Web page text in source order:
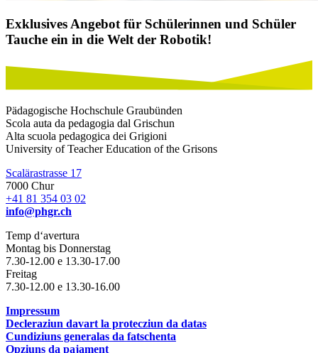
Exklusives Angebot für Schülerinnen und Schüler
Tauche ein in die Welt der Robotik!
Pädagogische Hochschule Graubünden
Scola auta da pedagogia dal Grischun
Alta scuola pedagogica dei Grigioni
University of Teacher Education of the Grisons
Scalärastrasse 17
7000 Chur
+41 81 354 03 02
info@phgr.ch
Temp d‘avertura
Montag bis Donnerstag
7.30-12.00 e 13.30-17.00
Freitag
7.30-12.00 e 13.30-16.00
Impressum
Decleraziun davart la protecziun da datas
Cundiziuns generalas da fatschenta
Opziuns da pajament